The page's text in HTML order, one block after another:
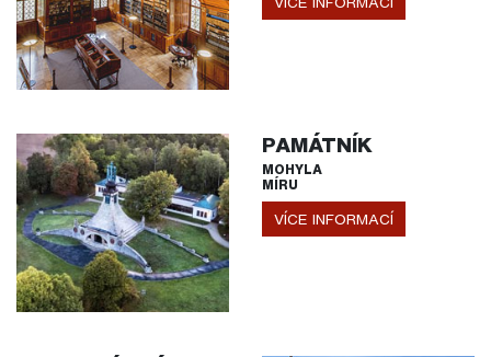
PAMÁTNÍK
MOHYLA
MÍRU
VÍCE INFORMACÍ